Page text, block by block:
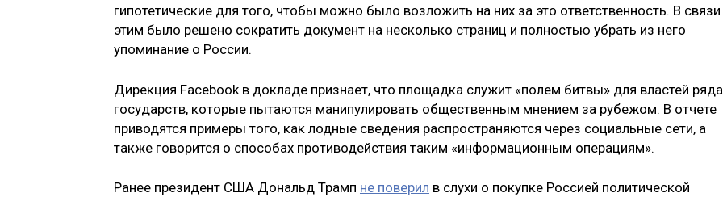
гипотетические для того, чтобы можно было возложить на них за это ответственность. В связи
этим было решено сократить документ на несколько страниц и полностью убрать из него
упоминание о России.
Дирекция Facebook в докладе признает, что площадка служит «полем битвы» для властей ряда
государств, которые пытаются манипулировать общественным мнением за рубежом. В отчете
приводятся примеры того, как лодные сведения распространяются через социальные сети, а
также говорится о способах противодействия таким «информационным операциям».
Ранее президент США Дональд Трамп не поверил в слухи о покупке Россией политической